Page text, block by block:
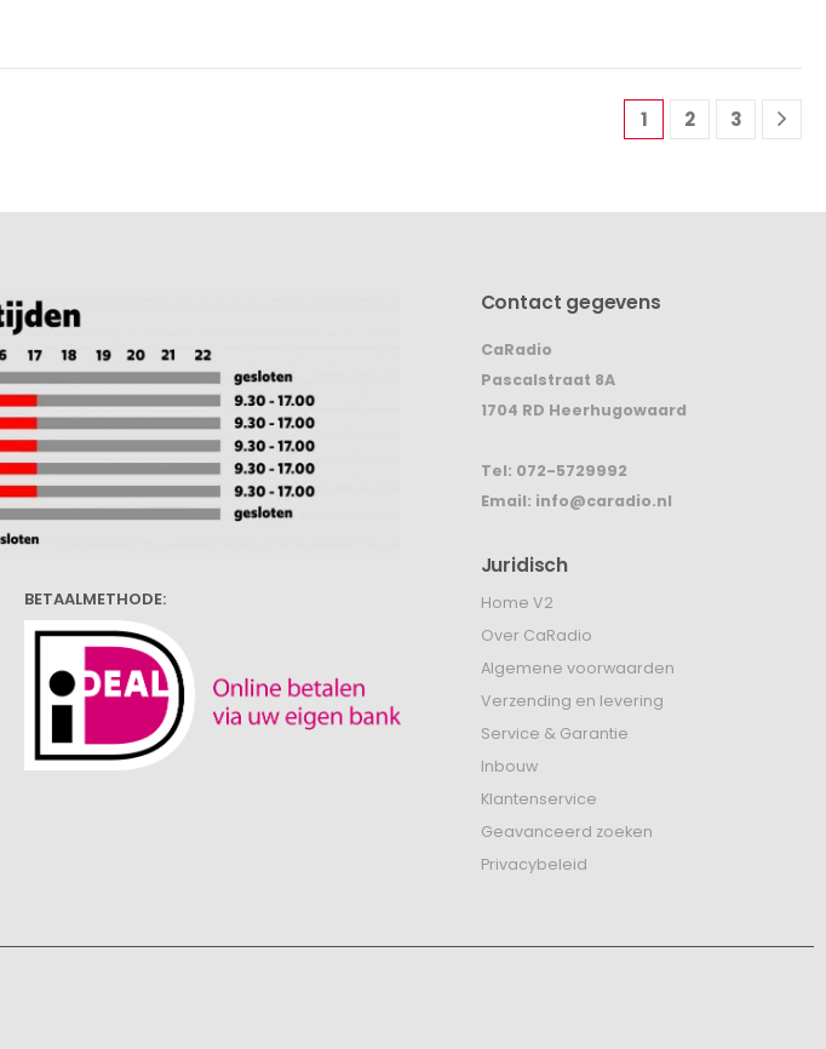
1 2 3
BETAALMETHODE:
Contact gegevens
CaRadio
Pascalstraat 8A
1704 RD Heerhugowaard
Tel: 072-5729992
Email: info@caradio.nl
Juridisch
Home V2
Over CaRadio
Algemene voorwaarden
Verzending en levering
Service & Garantie
Inbouw
Klantenservice
Geavanceerd zoeken
Privacybeleid